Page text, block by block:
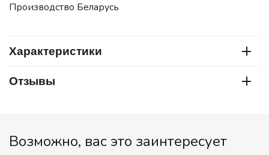
Производство Беларусь
Характеристики
Отзывы
Возможно, вас это заинтересует